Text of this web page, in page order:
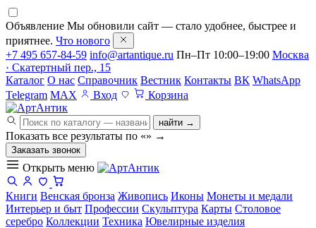
Объявление Мы обновили сайт — стало удобнее, быстрее и
приятнее. Что нового
+7 495 657-84-59 info@artantique.ru Пн–Пт 10:00–19:00 Москва
· Скатертный пер., 15
Каталог О нас Справочник Вестник Контакты ВК WhatsApp
Telegram MAX Вход Корзина
найти →
Показать все результаты по «» →
Заказать звонок
Открыть меню
Книги Венская бронза Живопись Иконы Монеты и медали
Интерьер и быт Профессии Скульптура Карты Столовое
серебро Коллекции Техника Ювелирные изделия